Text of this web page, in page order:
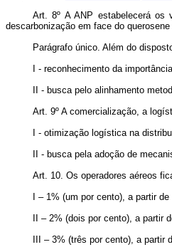
Art. 8º A ANP estabelecerá os
descarbonização em face do
Parágrafo único. Além do
I - reconhecimento da
II - busca pelo alinhamento
Art. 9º A comercialização, a
I - otimização logística na
II - busca pela adoção de
Art. 10. Os operadores aéreos
I – 1% (um por cento), a partir de
II – 2% (dois por cento), a partir
III – 3% (três por cento), a partir